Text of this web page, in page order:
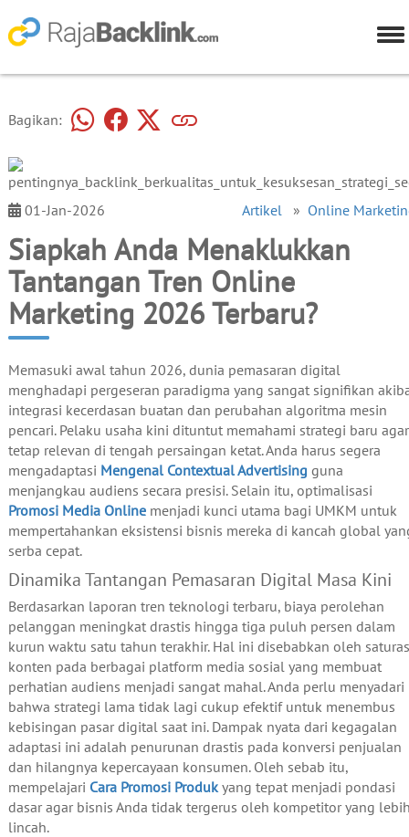
Bagikan:
01-Jan-2026 Artikel » Online
Siapkah Anda Menaklukkan
Tantangan Tren Online
Marketing 2026 Terbaru?
Memasuki awal tahun 2026, dunia pemasaran digital
menghadapi pergeseran paradigma yang sangat signifikan
integrasi kecerdasan buatan dan perubahan algoritma mesin
pencari. Pelaku usaha kini dituntut memahami strategi baru agar
tetap relevan di tengah persaingan ketat. Anda harus segera
mengadaptasi Mengenal Contextual Advertising guna
menjangkau audiens secara presisi. Selain itu, optimalisasi
Promosi Media Onlinemenjadi kunci utama bagi UMKM untuk
mempertahankan eksistensi bisnis mereka di kancah global
serba cepat.
Dinamika Tantangan Pemasaran Digital Masa Kini
Berdasarkan laporan tren teknologi terbaru, biaya perolehan
pelanggan meningkat drastis hingga tiga puluh persen dalam
kurun waktu satu tahun terakhir. Hal ini disebabkan oleh
konten pada berbagai platform media sosial yang membuat
perhatian audiens menjadi sangat mahal. Anda perlu menyadari
bahwa strategi lama tidak lagi cukup efektif untuk menembus
kebisingan pasar digital saat ini. Dampak nyata dari kegagalan
adaptasi ini adalah penurunan drastis pada konversi penjualan
dan hilangnya kepercayaan konsumen. Oleh sebab itu,
mempelajari Cara Promosi Produkyang tepat menjadi pondasi
dasar agar bisnis Anda tidak tergerus oleh kompetitor yang
lincah.